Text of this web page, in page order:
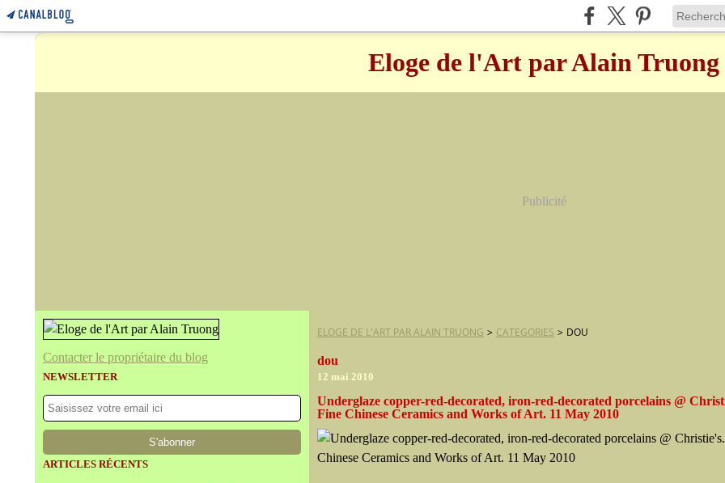
Eloge de l'Art par Alain Truong
Publicité
Contacter le propriétaire du blog
NEWSLETTER
ARTICLES RÉCENTS
ELOGE DE L'ART PAR ALAIN TRUONG > CATEGORIES > DOU
dou
12 mai 2010
Underglaze copper-red-decorated, iron-red-decorated porcelains @
Fine Chinese Ceramics and Works of Art. 11 May 2010